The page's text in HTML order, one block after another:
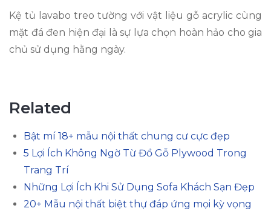
Kệ tủ lavabo treo tường với vật liệu gỗ acrylic cùng
mặt đá đen hiện đại là sự lựa chọn hoàn hảo cho gia
chủ sử dụng hằng ngày.
Related
Bật mí 18+ mẫu nội thất chung cư cực đẹp
5 Lợi Ích Không Ngờ Từ Đồ Gỗ Plywood Trong
Trang Trí
Những Lợi Ích Khi Sử Dụng Sofa Khách Sạn Đẹp
20+ Mẫu nội thất biệt thự đáp ứng mọi kỳ vọng